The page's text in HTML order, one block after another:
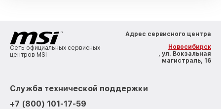
Сеть официальных сервисных
центров MSI
Адрес сервисного центра
Новосибирск
, ул. Вокзальная
магистраль, 16
Служба технической поддержки
+7 (800) 101-17-59